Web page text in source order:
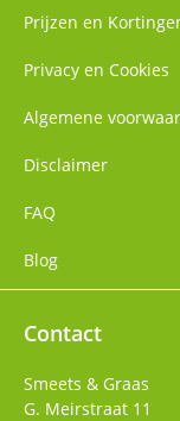
Prijzen en
Privacy en Cookies
Algemene
Disclaimer
FAQ
Blog
Contact
Smeets & Graas
G. Meirstraat 11